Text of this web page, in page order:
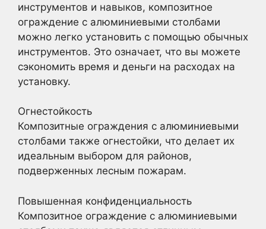
инструментов и навыков, композитное
ограждение с алюминиевыми столбами
можно легко установить с помощью обычных
инструментов. Это означает, что вы можете
сэкономить время и деньги на расходах на
установку.
Огнестойкость
Композитные ограждения с алюминиевыми
столбами также огнестойки, что делает их
идеальным выбором для районов,
подверженных лесным пожарам.
Повышенная конфиденциальность
Композитное ограждение с алюминиевыми